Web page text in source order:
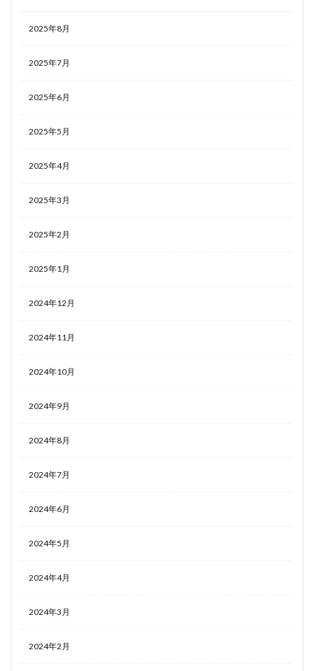
2025年8月
2025年7月
2025年6月
2025年5月
2025年4月
2025年3月
2025年2月
2025年1月
2024年12月
2024年11月
2024年10月
2024年9月
2024年8月
2024年7月
2024年6月
2024年5月
2024年4月
2024年3月
2024年2月